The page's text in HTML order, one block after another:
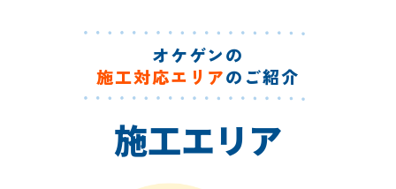
オケゲンの
施工対応エリアのご紹介
施工エリア